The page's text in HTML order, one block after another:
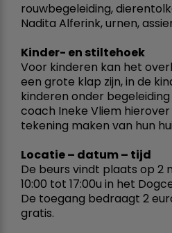
rouwbegeleiding,
Nadita Alferink, urnen,
Kinder- en stiltehoek
Voor kinderen kan het
een grote klap zijn, in de
kinderen onder
coach Ineke Vliem
tekening maken van hun
Locatie – datum – tijd
De beurs vindt plaats op 2
10:00 tot 17:00u in het
De toegang bedraagt 2
gratis.